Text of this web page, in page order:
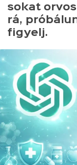
sokat
rá,
figyelj.